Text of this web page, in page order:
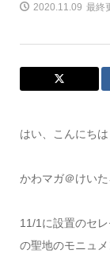
2020.11.09 最終
はい、こんにちは
かわマガ＠けいた
11/1に設置のセ
の聖地のモニュメ